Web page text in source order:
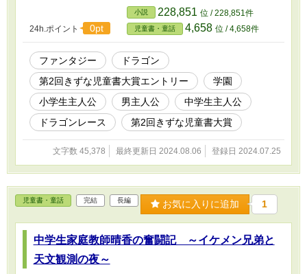
れでも、竜太は前に進む。 相棒と共に、世界チャンピオンを目指
して！ そしてやってくる初レース！ 竜太ＶＳ龍矢、二人の対決の
行方は？ ---------- 小中学生向けジュブナイルファンタジー。 舞台は
現代の日本によく似た文化のドラゴンが存在する異世界です。 -----
----- ※第2回きずな児童書大賞エントリー作品 ※過去にカクヨムに
掲載した作品です。
24h.ポイント 0pt
小説 228,851 位 / 228,851件
児童書・童話 4,658 位 / 4,658件
ファンタジー
ドラゴン
第2回きずな児童書大賞エントリー
学園
小学生主人公
男主人公
中学生主人公
ドラゴンレース
第2回きずな児童書大賞
文字数 45,378 最終更新日 2024.08.06 登録日 2024.07.25
児童書・童話 完結 長編 お気に入りに追加 1
中学生家庭教師晴香の奮闘記 ～イケメン兄弟と
天文観測の夜～